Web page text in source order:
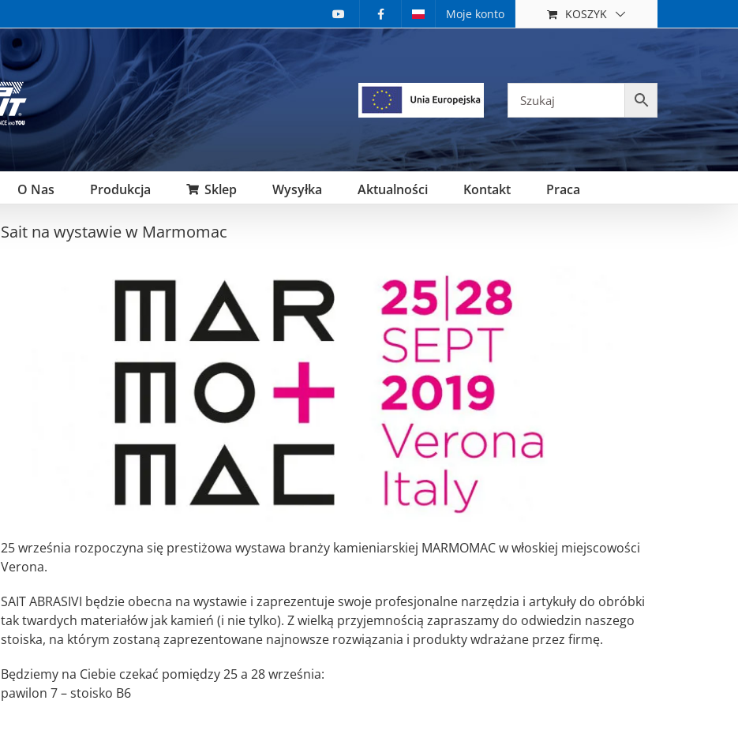
Moje konto KOSZYK
O Nas Produkcja Sklep Wysyłka Aktualności Kontakt Praca
Sait na wystawie w Marmomac
25 września rozpoczyna się prestiżowa wystawa branży kamieniarskiej MARMOMAC w włoskiej miejscowości
Verona.
SAIT ABRASIVI będzie obecna na wystawie i zaprezentuje swoje profesjonalne narzędzia i artykuły do obróbki
tak twardych materiałów jak kamień (i nie tylko). Z wielką przyjemnością zapraszamy do odwiedzin naszego
stoiska, na którym zostaną zaprezentowane najnowsze rozwiązania i produkty wdrażane przez firmę.
Będziemy na Ciebie czekać pomiędzy 25 a 28 września:
pawilon 7 – stoisko B6